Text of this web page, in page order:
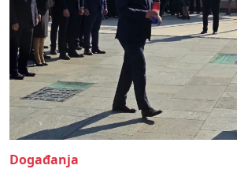
Događanja